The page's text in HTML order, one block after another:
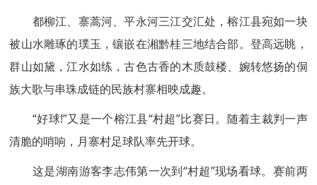
都柳江、寨蒿河、平永河三江交汇处，榕江县宛如一块
被山水雕琢的璞玉，镶嵌在湘黔桂三地结合部。登高远眺，
群山如黛，江水如练，古色古香的木质鼓楼、婉转悠扬的侗
族大歌与串珠成链的民族村寨相映成趣。
“好球!”又是一个榕江县“村超”比赛日。随着主裁判一声
清脆的哨响，月寨村足球队率先开球。
这是湖南游客李志伟第一次到“村超”现场看球。赛前两